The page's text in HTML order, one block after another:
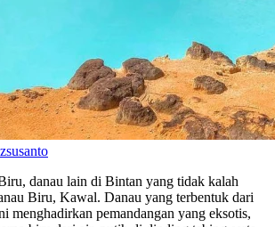
danau lain di Bintan yang tidak kalah
Biru, Kawal. Danau yang terbentuk dari
menghadirkan pemandangan yang eksotis,